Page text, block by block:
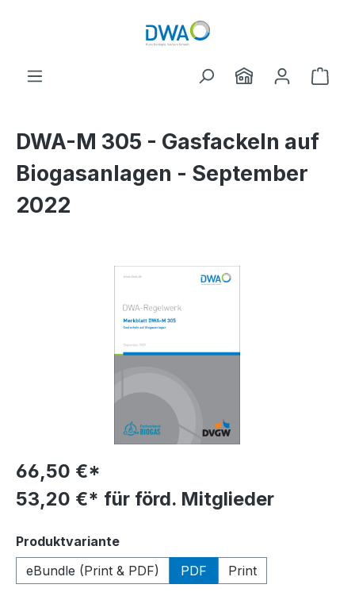
DWA-M 305 - Gasfackeln auf
Biogasanlagen - September
2022
Bildergalerie überspringen
66,50 €*
53,20 €* für förd. Mitglieder
Produktvarianteauswählen
eBundle (Print & PDF)
PDF Print